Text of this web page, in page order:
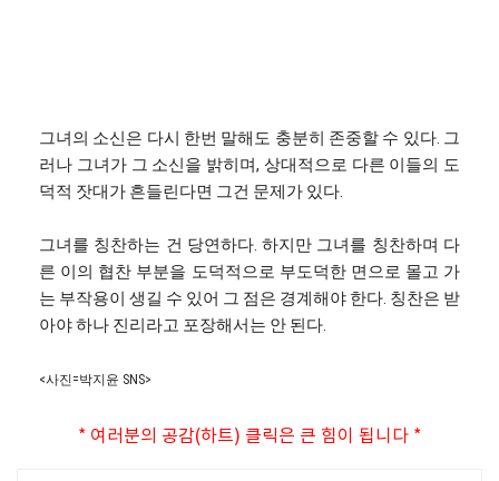
그녀의 소신은 다시 한번 말해도 충분히 존중할 수 있다. 그
러나 그녀가 그 소신을 밝히며, 상대적으로 다른 이들의 도
덕적 잣대가 흔들린다면 그건 문제가 있다.
그녀를 칭찬하는 건 당연하다. 하지만 그녀를 칭찬하며 다
른 이의 협찬 부분을 도덕적으로 부도덕한 면으로 몰고 가
는 부작용이 생길 수 있어 그 점은 경계해야 한다. 칭찬은 받
아야 하나 진리라고 포장해서는 안 된다.
<사진=박지윤 SNS>
* 여러분의 공감(하트) 클릭은 큰 힘이 됩니다 *